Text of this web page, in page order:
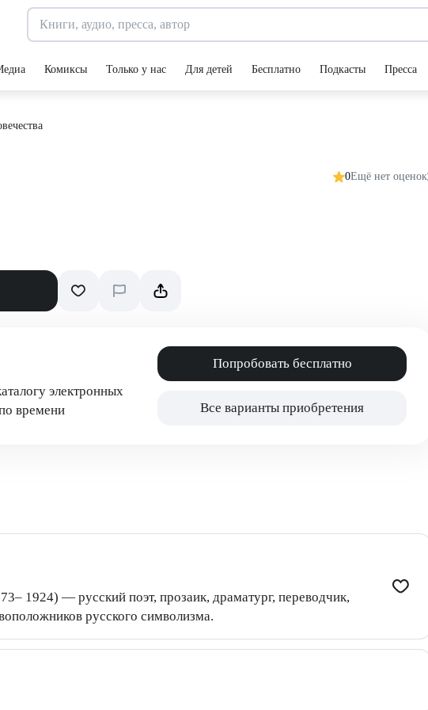
Комиксы Только у нас Для детей Бесплатно Подкасты Пресса
0Ещё нет оценок
электронных
времени
Попробовать бесплатно
Все варианты приобретения
1924) — русский поэт, прозаик, драматург, переводчик,
русского символизма.